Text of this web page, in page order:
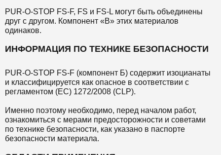
PUR-O-STOP FS-F, FS и FS-L могут быть объединены
друг с другом. Компонент «В» этих материалов
одинаков.
ИНФОРМАЦИЯ ПО ТЕХНИКЕ БЕЗОПАСНОСТИ
PUR-O-STOP FS-F (компонент Б) содержит изоцианаты
и классифицируется как опасное в соответствии с
регламентом (ЕС) 1272/2008 (CLP).
Именно поэтому необходимо, перед началом работ,
ознакомиться с мерами предосторожности и советами
по технике безопасности, как указано в паспорте
безопасности материала.